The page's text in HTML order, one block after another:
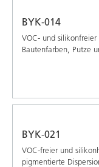
BYK-014
VOC- und
Bautenfarben, Putze
BYK-021
VOC-freier und
pigmentierte